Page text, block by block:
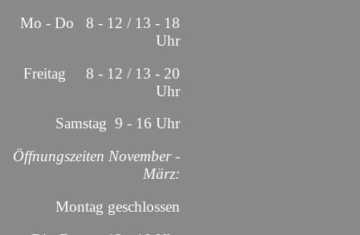
Mo - Do 8 - 12 / 13 - 18
Uhr
Freitag 8 - 12 / 13 - 20
Uhr
Samstag 9 - 16 Uhr
Öffnungszeiten November -
März:
Montag geschlossen